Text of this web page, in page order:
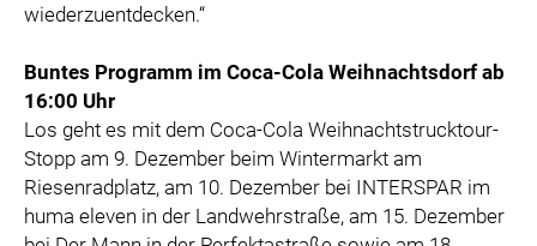
wiederzuentdecken.“
Buntes Programm im Coca-Cola Weihnachtsdorf ab
16:00 Uhr
Los geht es mit dem Coca-Cola Weihnachtstrucktour-
Stopp am 9. Dezember beim Wintermarkt am
Riesenradplatz, am 10. Dezember bei INTERSPAR im
huma eleven in der Landwehrstraße, am 15. Dezember